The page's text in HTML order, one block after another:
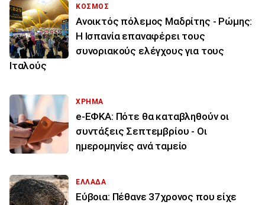
ΚΟΣΜΟΣ
Ανοικτός πόλεμος Μαδρίτης - Ρώμης:
Η Ισπανία επαναφέρει τους
συνοριακούς ελέγχους για τους
Ιταλούς
ΧΡΗΜΑ
e-ΕΦΚΑ: Πότε θα καταβληθούν οι
συντάξεις Σεπτεμβρίου - Οι
ημερομηνίες ανά ταμείο
ΕΛΛΑΔΑ
Εύβοια: Πέθανε 37χρονος που είχε